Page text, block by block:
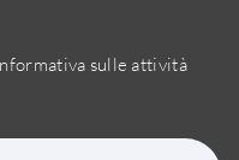
sulle attività